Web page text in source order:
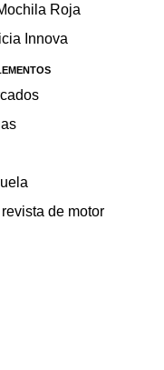
Roja
Innova
de motor